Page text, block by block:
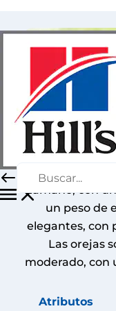
Los setters
tamaño, con
un peso de
elegantes, con
Las orejas
moderado, con
Atributos